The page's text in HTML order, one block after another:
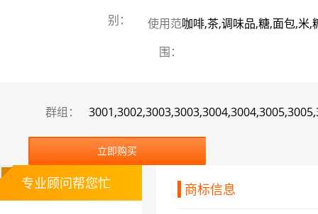
别：
使用范
围：
咖啡,茶,调味品,糖,面包,米,
群组：
立即购买
商标信息
专业顾问帮您忙